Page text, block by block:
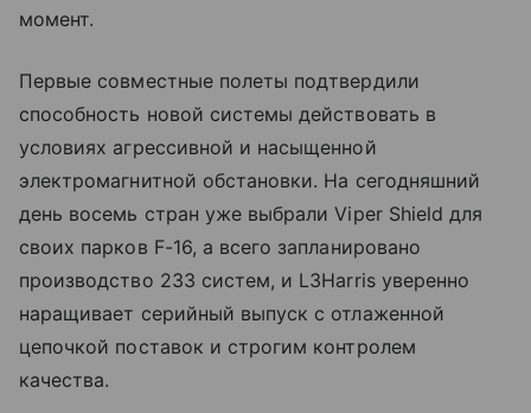
момент.
Первые совместные полеты подтвердили
способность новой системы действовать в
условиях агрессивной и насыщенной
электромагнитной обстановки. На сегодняшний
день восемь стран уже выбрали Viper Shield для
своих парков F-16, а всего запланировано
производство 233 систем, и L3Harris уверенно
наращивает серийный выпуск с отлаженной
цепочкой поставок и строгим контролем
качества.